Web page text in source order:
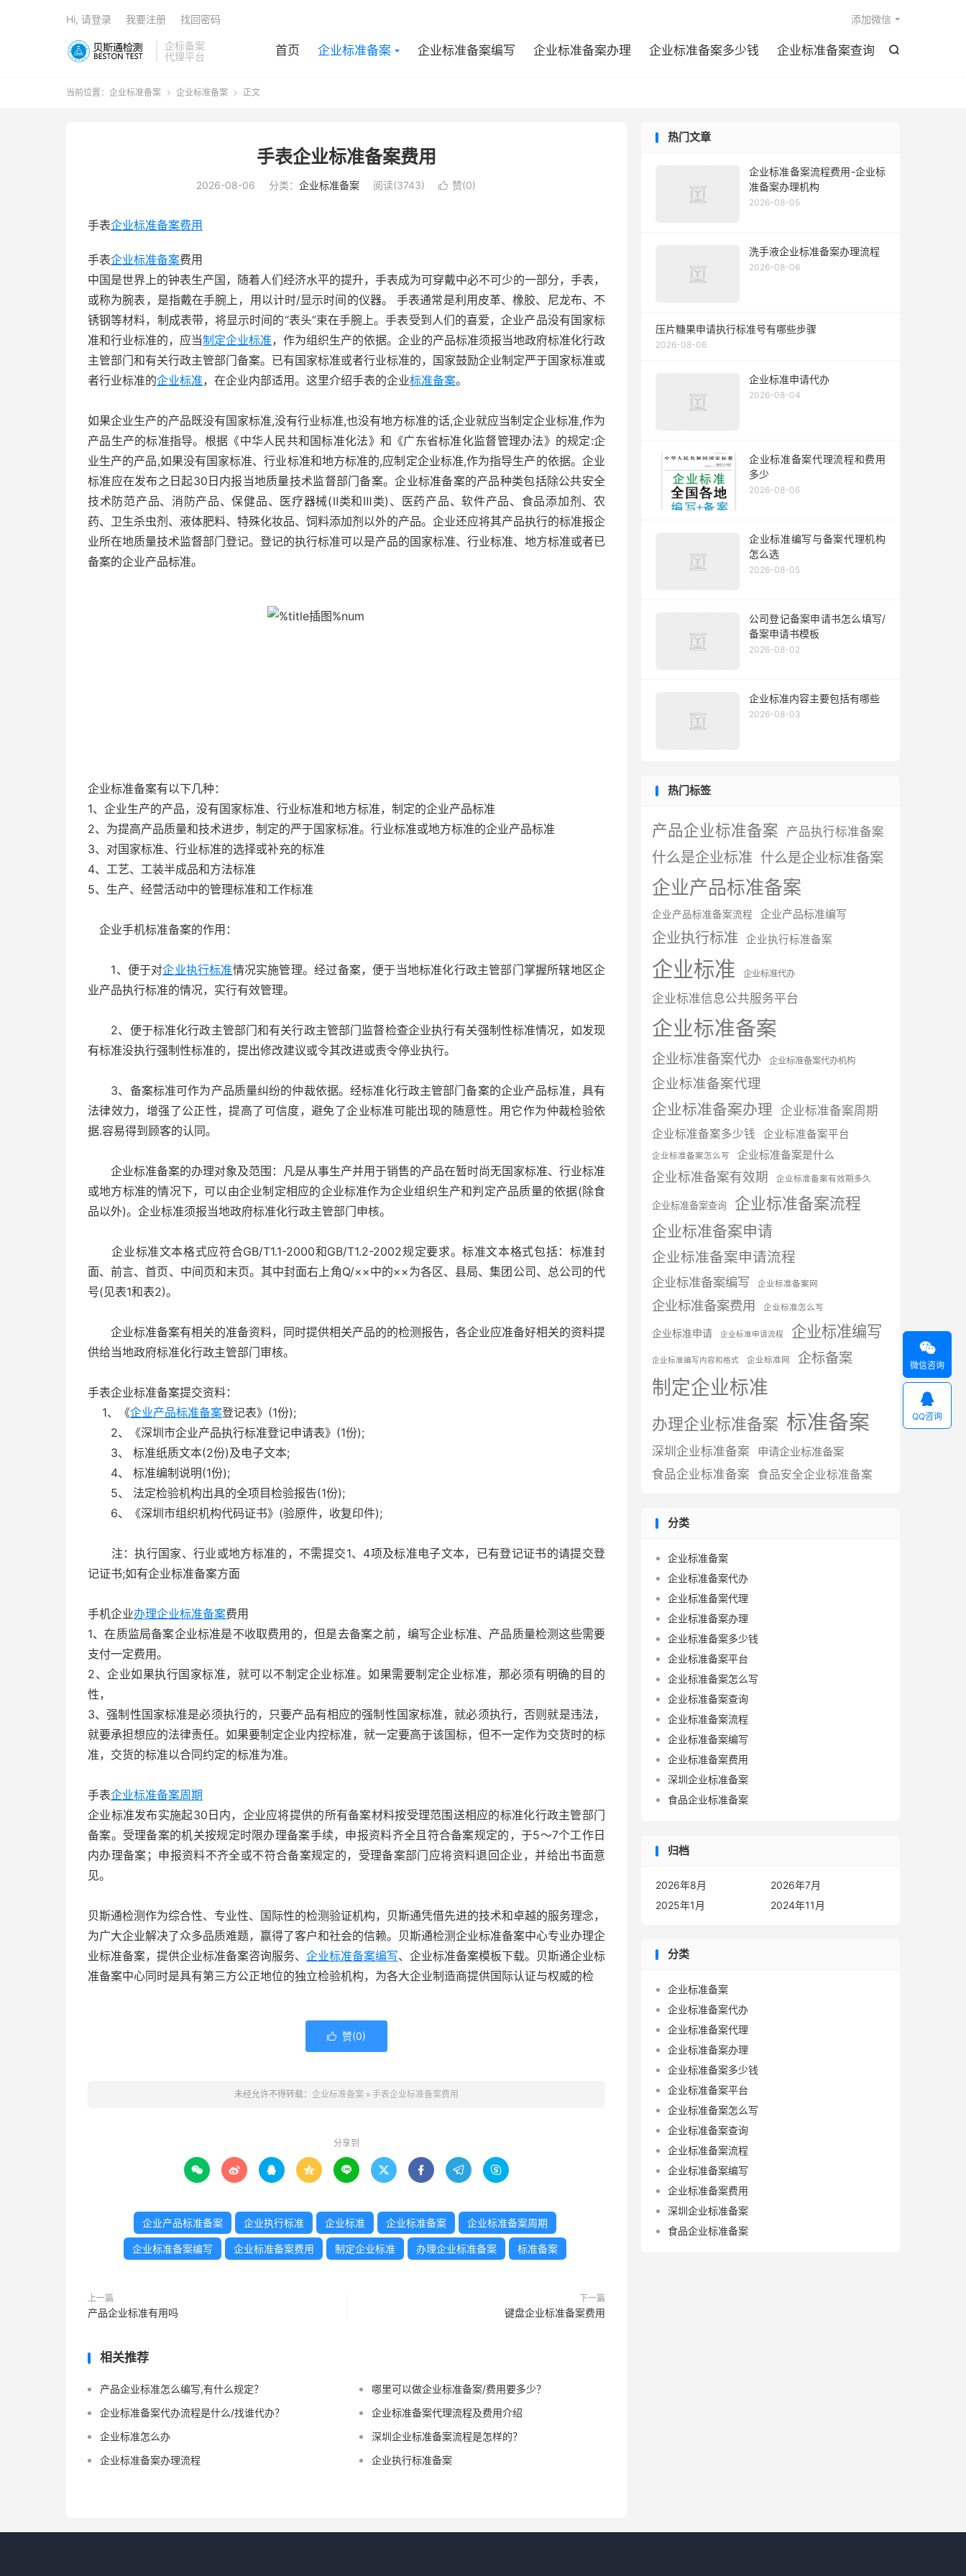
企标备案
代理平台

首页 企业标准备案 企业标准备案编写 企业标准备案办理 企业标准备案多少钱 企业标准备案查询
添加微信
Hi, 请登录 我要注册 找回密码
当前位置： 企业标准备案  企业标准备案  正文
手表企业标准备案费用
2026-08-06 分类： 企业标准备案 阅读(3743)  赞(0)
手表企业标准备案费用
手表企业标准备案费用
中国是世界上的钟表生产国，随着人们经济水平的提升，手表成为可穿戴中必不可少的一部分，手表，
或称为腕表，是指戴在手腕上，用以计时/显示时间的仪器。 手表通常是利用皮革、橡胶、尼龙布、不
锈钢等材料，制成表带，将显示时间的“表头”束在手腕上。手表受到人们的喜爱，企业产品没有国家标
准和行业标准的，应当制定企业标准，作为组织生产的依据。企业的产品标准须报当地政府标准化行政
主管部门和有关行政主管部门备案。已有国家标准或者行业标准的，国家鼓励企业制定严于国家标准或
者行业标准的企业标准，在企业内部适用。这里介绍手表的企业标准备案。
如果企业生产的产品既没有国家标准,没有行业标准,也没有地方标准的话,企业就应当制定企业标准,作为
产品生产的标准指导。根据《中华人民共和国标准化法》和《广东省标准化监督管理办法》的规定:企
业生产的产品,如果没有国家标准、行业标准和地方标准的,应制定企业标准,作为指导生产的依据。企业
标准应在发布之日起30日内报当地质量技术监督部门备案。企业标准备案的产品种类包括除公共安全
技术防范产品、消防产品、保健品、医疗器械(Ⅱ类和Ⅲ类)、医药产品、软件产品、食品添加剂、农
药、卫生杀虫剂、液体肥料、特殊化妆品、饲料添加剂以外的产品。企业还应将其产品执行的标准报企
业所在地质量技术监督部门登记。登记的执行标准可以是产品的国家标准、行业标准、地方标准或者已
备案的企业产品标准。
企业标准备案有以下几种：
1、企业生产的产品，没有国家标准、行业标准和地方标准，制定的企业产品标准
2、为提高产品质量和技术进步，制定的严于国家标准。行业标准或地方标准的企业产品标准
3、对国家标准、行业标准的选择或补充的标准
4、工艺、工装半成品和方法标准
5、生产、经营活动中的管理标准和工作标准
企业手机标准备案的作用：
1、便于对企业执行标准情况实施管理。经过备案，便于当地标准化行政主管部门掌握所辖地区企
业产品执行标准的情况，实行有效管理。
2、便于标准化行政主管部门和有关行政主管部门监督检查企业执行有关强制性标准情况，如发现
有标准没执行强制性标准的，提出修改建议或令其改进或责令停业执行。
3、备案标准可作为产品质量纠纷的仲裁依据。经标准化行政主管部门备案的企业产品标准，具有
法律效力，增强了公正性，提高了可信度，避免了企业标准可能出现的随意性。用它作为仲裁检验依
据.容易得到顾客的认同。
企业标准备案的办理对象及范围：凡是从事生产并用于销售的产品在暂时尚无国家标准、行业标准
或地方标准的情况下，可以由企业制定相应的企业标准作为企业组织生产和判定产品质量的依据(除食
品以外)。企业标准须报当地政府标准化行政主管部门申核。
企业标准文本格式应符合GB/T1.1-2000和GB/T1.2-2002规定要求。标准文本格式包括：标准封
面、前言、首页、中间页和末页。其中封面右上角Q/××中的××为各区、县局、集团公司、总公司的代
号(见表1和表2)。
企业标准备案有相关的准备资料，同时提供相关产品的的检测报告，各企业应准备好相关的资料提
供给当地政府标准化行政主管部门审核。
手表企业标准备案提交资料：
1、《企业产品标准备案登记表》(1份);
2、《深圳市企业产品执行标准登记申请表》(1份);
3、 标准纸质文本(2份)及电子文本;
4、 标准编制说明(1份);
5、 法定检验机构出具的全项目检验报告(1份);
6、《深圳市组织机构代码证书》(验原件，收复印件);
注：执行国家、行业或地方标准的，不需提交1、4项及标准电子文本，已有登记证书的请提交登
记证书;如有企业标准备案方面
手机企业办理企业标准备案费用
1、在质监局备案企业标准是不收取费用的，但是去备案之前，编写企业标准、产品质量检测这些需要
支付一定费用。
2、企业如果执行国家标准，就可以不制定企业标准。如果需要制定企业标准，那必须有明确的目的
性，
3、强制性国家标准是必须执行的，只要产品有相应的强制性国家标准，就必须执行，否则就是违法，
就要承担想应的法律责任。如果要制定企业内控标准，就一定要高于该国标，但不一定作为交货时的标
准，交货的标准以合同约定的标准为准。
手表企业标准备案周期
企业标准发布实施起30日内，企业应将提供的所有备案材料按受理范围送相应的标准化行政主管部门
备案。受理备案的机关按规定时限办理备案手续，申报资料齐全且符合备案规定的，于5～7个工作日
内办理备案；申报资料不齐全或不符合备案规定的，受理备案部门应将资料退回企业，并给出书面意
见。
贝斯通检测作为综合性、专业性、国际性的检测验证机构，贝斯通凭借先进的技术和卓越的服务理念，
为广大企业解决了众多品质难题，赢得了客户和社会的信赖。贝斯通检测企业标准备案中心专业办理企
业标准备案，提供企业标准备案咨询服务、 企业标准备案编写、企业标准备案模板下载。贝斯通企业标
准备案中心同时是具有第三方公正地位的独立检验机构，为各大企业制造商提供国际认证与权威的检
 赞(0)
未经允许不得转载： 企业标准备案 » 手表企业标准备案费用
分享到
        
企业产品标准备案 企业执行标准 企业标准 企业标准备案 企业标准备案周期
企业标准备案编写 企业标准备案费用 制定企业标准 办理企业标准备案 标准备案
上一篇
产品企业标准有用吗
下一篇
键盘企业标准备案费用
相关推荐
产品企业标准怎么编写,有什么规定？
哪里可以做企业标准备案/费用要多少？
企业标准备案代办流程是什么/找谁代办？
企业标准备案代理流程及费用介绍
企业标准怎么办
深圳企业标准备案流程是怎样的？
企业标准备案办理流程
企业执行标准备案
热门文章
企业标准备案流程费用-企业标
准备案办理机构
2026-08-05
洗手液企业标准备案办理流程
2026-08-06
压片糖果申请执行标准号有哪些步骤
2026-08-06
企业标准申请代办
2026-08-04
企业标准备案代理流程和费用
多少
2026-08-06
企业标准编写与备案代理机构
怎么选
2026-08-05
公司登记备案申请书怎么填写/
备案申请书模板
2026-08-02
企业标准内容主要包括有哪些
2026-08-03
热门标签
产品企业标准备案 产品执行标准备案
什么是企业标准 什么是企业标准备案
企业产品标准备案
企业产品标准备案流程 企业产品标准编写
企业执行标准 企业执行标准备案
企业标准 企业标准代办
企业标准信息公共服务平台
企业标准备案
企业标准备案代办 企业标准备案代办机构
企业标准备案代理
企业标准备案办理 企业标准备案周期
企业标准备案多少钱 企业标准备案平台
企业标准备案怎么写 企业标准备案是什么
企业标准备案有效期 企业标准备案有效期多久
企业标准备案查询 企业标准备案流程
企业标准备案申请
企业标准备案申请流程
企业标准备案编写 企业标准备案网
企业标准备案费用 企业标准怎么写
企业标准申请 企业标准申请流程 企业标准编写
企业标准编写内容和格式 企业标准网 企标备案
制定企业标准
办理企业标准备案 标准备案
深圳企业标准备案 申请企业标准备案
食品企业标准备案 食品安全企业标准备案
分类
企业标准备案
企业标准备案代办
企业标准备案代理
企业标准备案办理
企业标准备案多少钱
企业标准备案平台
企业标准备案怎么写
企业标准备案查询
企业标准备案流程
企业标准备案编写
企业标准备案费用
深圳企业标准备案
食品企业标准备案
归档
2026年8月
2026年7月
2025年1月
2024年11月
分类
企业标准备案
企业标准备案代办
企业标准备案代理
企业标准备案办理
企业标准备案多少钱
企业标准备案平台
企业标准备案怎么写
企业标准备案查询
企业标准备案流程
企业标准备案编写
企业标准备案费用
深圳企业标准备案
食品企业标准备案

微信咨询

QQ咨询